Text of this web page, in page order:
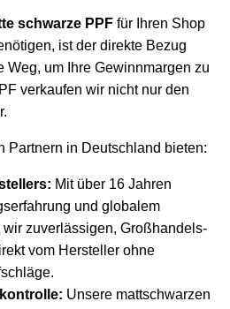
schwarze PPF für Ihren Shop
ist der direkte Bezug
Weg, um Ihre Gewinnmargen zu
verkaufen wir nicht nur den
Partnern in Deutschland bieten:
Mit über 16 Jahren
und globalem
zuverlässigen, Großhandels-
vom Hersteller ohne
Unsere mattschwarzen